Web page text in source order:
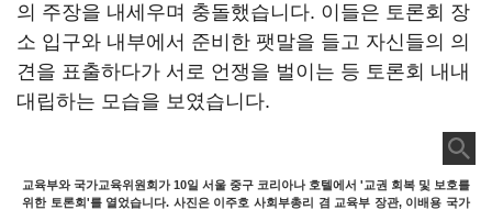
의 주장을 내세우며 충돌했습니다. 이들은 토론회 장
소 입구와 내부에서 준비한 팻말을 들고 자신들의 의
견을 표출하다가 서로 언쟁을 벌이는 등 토론회 내내
대립하는 모습을 보였습니다.
교육부와 국가교육위원회가 10일 서울 중구 코리아나 호텔에서 '교권 회복 및 보호를
위한 토론회'를 열었습니다. 사진은 이주호 사회부총리 겸 교육부 장관, 이배용 국가